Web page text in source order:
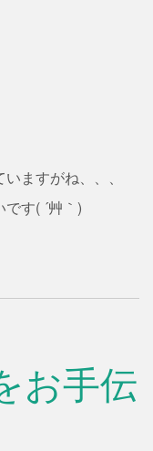
ますがね、、、
す( ´艸｀)
お手伝